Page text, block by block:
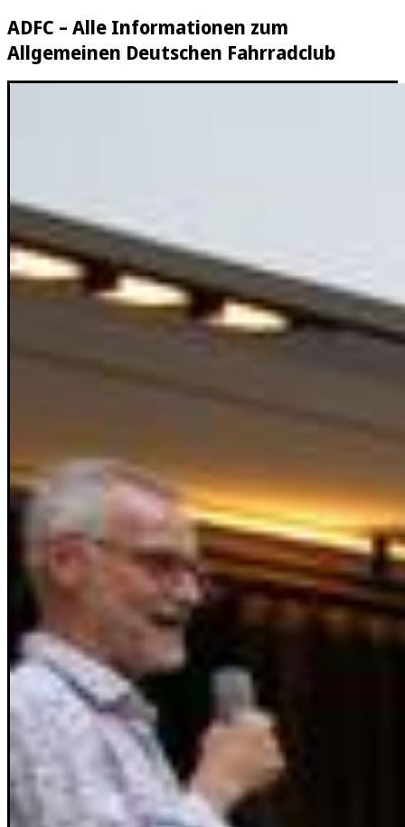
ADFC – Alle Informationen zum
Allgemeinen Deutschen Fahrradclub